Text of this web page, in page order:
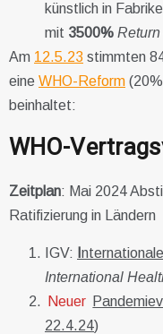
künstlich in
mit 3500%
Am 12.5.23 stimmten
eine WHO-Reform
beinhaltet:
WHO-
Zeitplan: Mai 2024
Ratifizierung in Ländern
IGV:
International
Neuer
22.4.24)